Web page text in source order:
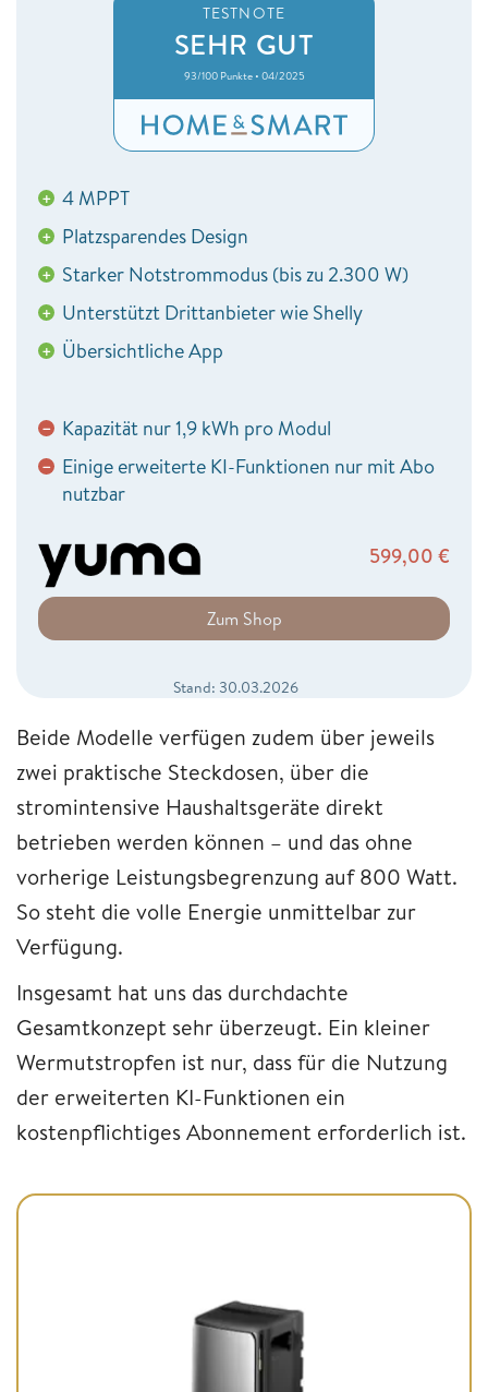
TESTNOTE
SEHR GUT
93/100 Punkte • 04/2025
+ 4 MPPT
+ Platzsparendes Design
+ Starker Notstrommodus (bis zu 2.300 W)
+ Unterstützt Drittanbieter wie Shelly
+ Übersichtliche App
− Kapazität nur 1,9 kWh pro Modul
− Einige erweiterte KI-Funktionen nur mit Abo
nutzbar
599,00 €
Zum Shop
Stand: 30.03.2026
Beide Modelle verfügen zudem über jeweils
zwei praktische Steckdosen, über die
stromintensive Haushaltsgeräte direkt
betrieben werden können – und das ohne
vorherige Leistungsbegrenzung auf 800 Watt.
So steht die volle Energie unmittelbar zur
Verfügung.
Insgesamt hat uns das durchdachte
Gesamtkonzept sehr überzeugt. Ein kleiner
Wermutstropfen ist nur, dass für die Nutzung
der erweiterten KI-Funktionen ein
kostenpflichtiges Abonnement erforderlich ist.